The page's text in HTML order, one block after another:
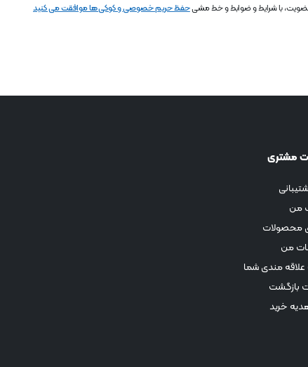
با شرایط و ضوابط و خط مشیحفظ حریم خصوصی و کوکی ها موافقت می کنید
مشتری
من
محصولات
من
مندی شما
بازگشت
خرید